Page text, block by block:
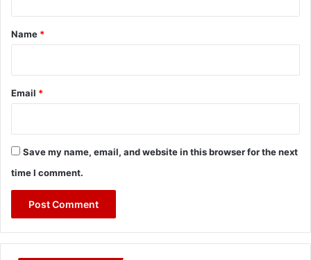
*
Name *
Email *
Save my name, email, and website in this browser for the next
time I comment.